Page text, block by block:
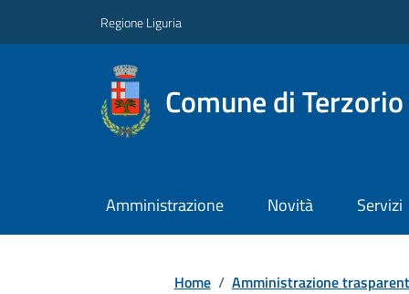
Regione Liguria
Comune di Terzorio
Amministrazione Novità Servizi
Home / Amministrazione